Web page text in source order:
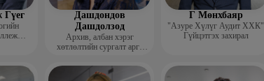
Дашдондов
Дашдолзод
Архив, албан хэрэг
хөтлөлтийн сургалт арга
Г Мөнхбаяр
"Азуре Хүлүг Аудит ХХК"
Гүйцэтгэх захирал